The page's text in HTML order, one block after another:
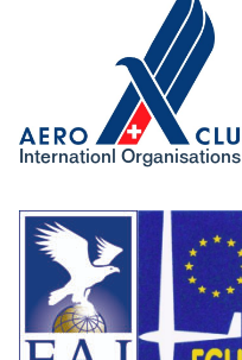
Internationl Organisations